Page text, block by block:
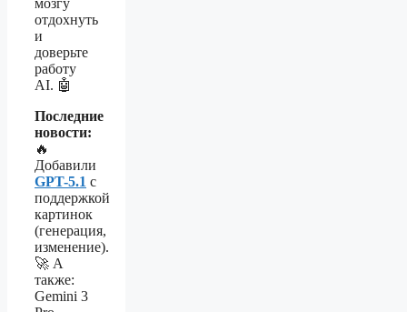
мозгу
отдохнуть
и
доверьте
работу
AI. 🤖
Последние
новости:
🔥
Добавили
GPT-5.1 с
поддержкой
картинок
(генерация,
изменение).
🚀 А
также:
Gemini 3